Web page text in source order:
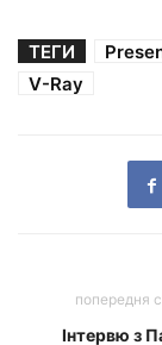
ТЕГИ
V-Ray
попередня
Інтервю з